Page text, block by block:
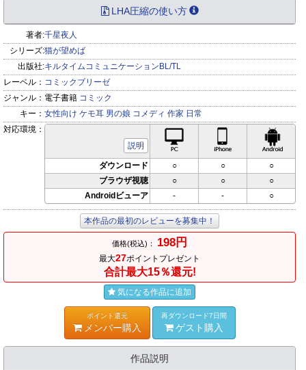
LHA圧縮の使い方
著者:千星夜人
シリーズ:猫が望めば
出版社:キルタイムコミュニケーションBL/TL
レーベル： コミックブリーゼ
ジャンル： 電子書籍 コミック
キー： 女性向け ケモ耳 男の娘 コメディ 作家 日常
対応環境：
説明
iPhone対応
ダウンロード ○ ○
○
ブラウザ視聴
○ ○
○
Androidビューア
- - ○
本作品の最初のレビューを募集中！
価格(税込)： 198円
最大27ポイントプレゼント
合計最大15％還元!
気になる作品に追加
ポイント還元
メンバー購入
再ダウンロード7日間
ゲスト購入
作品説明